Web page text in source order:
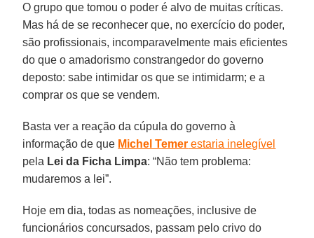
O grupo que tomou o poder é alvo de muitas críticas.
Mas há de se reconhecer que, no exercício do poder,
são profissionais, incomparavelmente mais eficientes
do que o amadorismo constrangedor do governo
deposto: sabe intimidar os que se intimidarm; e a
comprar os que se vendem.
Basta ver a reação da cúpula do governo à
informação de que Michel Temer estaria inelegível
pela Lei da Ficha Limpa: “Não tem problema:
mudaremos a lei”.
Hoje em dia, todas as nomeações, inclusive de
funcionários concursados, passam pelo crivo do